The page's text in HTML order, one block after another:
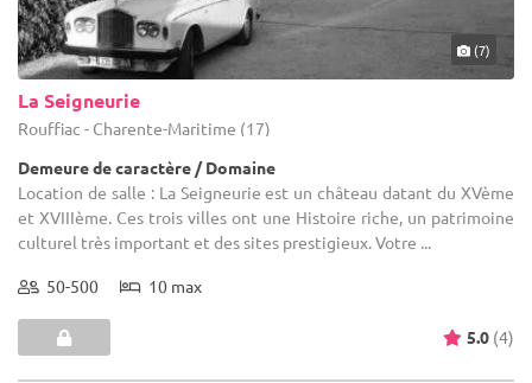
(7)
La Seigneurie
Rouffiac - Charente-Maritime (17)
Demeure de caractère / Domaine
Location de salle : La Seigneurie est un château datant du XVème
et XVIIIème. Ces trois villes ont une Histoire riche, un patrimoine
culturel très important et des sites prestigieux. Votre ...
50-500 10 max
5.0 (4)